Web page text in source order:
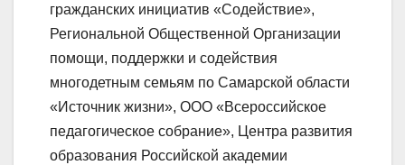
гражданских инициатив «Содействие»,
Региональной Общественной Организации
помощи, поддержки и содействия
многодетным семьям по Самарской области
«Источник жизни», ООО «Всероссийское
педагогическое собрание», Центра развития
образования Российской академии